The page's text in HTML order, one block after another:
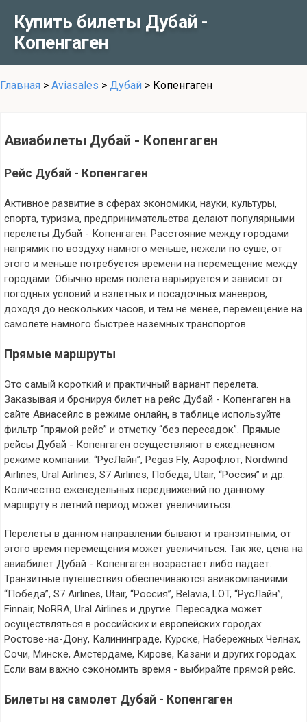
Купить билеты Дубай -
Копенгаген
Главная > Aviasales > Дубай > Копенгаген
Авиабилеты Дубай - Копенгаген
Рейс Дубай - Копенгаген
Активное развитие в сферах экономики, науки, культуры,
спорта, туризма, предпринимательства делают популярными
перелеты Дубай - Копенгаген. Расстояние между городами
напрямик по воздуху намного меньше, нежели по суше, от
этого и меньше потребуется времени на перемещение между
городами. Обычно время полёта варьируется и зависит от
погодных условий и взлетных и посадочных маневров,
доходя до нескольких часов, и тем не менее, перемещение на
самолете намного быстрее наземных транспортов.
Прямые маршруты
Это самый короткий и практичный вариант перелета.
Заказывая и бронируя билет на рейс Дубай - Копенгаген на
сайте Авиасейлс в режиме онлайн, в таблице используйте
фильтр “прямой рейс” и отметку “без пересадок”. Прямые
рейсы Дубай - Копенгаген осуществляют в ежедневном
режиме компании: “РусЛайн”, Pegas Fly, Аэрофлот, Nordwind
Airlines, Ural Airlines, S7 Airlines, Победа, Utair, “Россия” и др.
Количество еженедельных передвижений по данному
маршруту в летний период может увеличииться.
Перелеты в данном направлении бывают и транзитными, от
этого время перемещения может увеличиться. Так же, цена на
авиабилет Дубай - Копенгаген возрастает либо падает.
Транзитные путешествия обеспечиваются авиакомпаниями:
“Победа”, S7 Airlines, Utair, “Россия”, Belavia, LOT, “РусЛайн”,
Finnair, NoRRA, Ural Airlines и другие. Пересадка может
осуществляться в российских и европейских городах:
Ростове-на-Дону, Калининграде, Курске, Набережных Челнах,
Сочи, Минске, Амстердаме, Кирове, Казани и других городах.
Если вам важно сэкономить время - выбирайте прямой рейс.
Билеты на самолет Дубай - Копенгаген